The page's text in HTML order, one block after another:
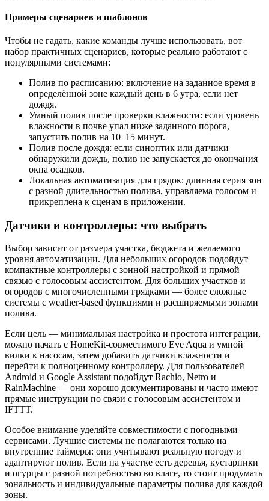
Примеры сценариев и шаблонов
Чтобы не гадать, какие команды лучше использовать, вот
набор практичных сценариев, которые реально работают с
популярными системами:
Полив по расписанию: включение на заданное время в
определённой зоне каждый день в 6 утра, если нет
дождя.
Умный полив после проверки влажности: если уровень
влажности в почве упал ниже заданного порога,
запустить полив на 10–15 минут.
Полив после дождя: если синоптик или датчики
обнаружили дождь, полив не запускается до окончания
окна осадков.
Локальная автоматизация для грядок: длинная серия зон
с разной длительностью полива, управляема голосом и
прикреплена к сценам в приложении.
Датчики и контроллеры: что выбрать
Выбор зависит от размера участка, бюджета и желаемого
уровня автоматизации. Для небольших огородов подойдут
компактные контроллеры с зонной настройкой и прямой
связью с голосовым ассистентом. Для больших участков и
огородов с многочисленными грядками — более сложные
системы с weather-based функциями и расширяемыми зонами
полива.
Если цель — минимальная настройка и простота интеграции,
можно начать с HomeKit‑совместимого Eve Aqua и умной
вилки к насосам, затем добавить датчики влажности и
перейти к полноценному контроллеру. Для пользователей
Android и Google Assistant подойдут Rachio, Netro и
RainMachine — они хорошо документированы и часто имеют
прямые инструкции по связи с голосовым ассистентом и
IFTTT.
Особое внимание уделяйте совместимости с погодными
сервисами. Лучшие системы не полагаются только на
внутренние таймеры: они учитывают реальную погоду и
адаптируют полив. Если на участке есть деревья, кустарники
и огурцы с разной потребностью во влаге, то стоит продумать
зональность и индивидуальные параметры полива для каждой
зоны.